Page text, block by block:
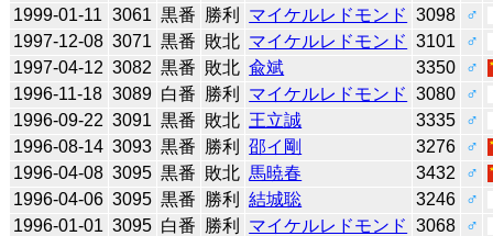
1999-01-11 3061 黒番 勝利 マイケルレドモンド 3098
♂
1997-12-08 3071 黒番 敗北 マイケルレドモンド 3101
♂
1997-04-12 3082 黒番 敗北 兪斌 3350
♂
1996-11-18 3089 白番 勝利 マイケルレドモンド 3080
♂
1996-09-22 3091 黒番 敗北 王立誠 3335
♂
1996-08-14 3093 黒番 勝利 邵イ剛 3276
♂
1996-04-08 3095 黒番 敗北 馬暁春 3432
♂
1996-04-06 3095 黒番 勝利 結城聡 3246
♂
1996-01-01 3095 白番 勝利 マイケルレドモンド 3068
♂